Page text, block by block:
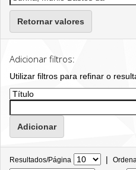
Retornar valores
Adicionar filtros:
Utilizar filtros para refinar o
Resultados/Página |